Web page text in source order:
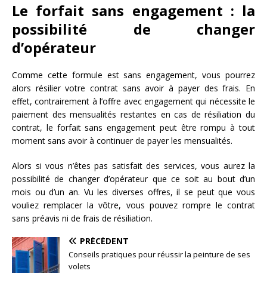
Le forfait sans engagement : la
possibilité de changer
d’opérateur
Comme cette formule est sans engagement, vous pourrez
alors résilier votre contrat sans avoir à payer des frais. En
effet, contrairement à l’offre avec engagement qui nécessite le
paiement des mensualités restantes en cas de résiliation du
contrat, le forfait sans engagement peut être rompu à tout
moment sans avoir à continuer de payer les mensualités.
Alors si vous n’êtes pas satisfait des services, vous aurez la
possibilité de changer d’opérateur que ce soit au bout d’un
mois ou d’un an. Vu les diverses offres, il se peut que vous
vouliez remplacer la vôtre, vous pouvez rompre le contrat
sans préavis ni de frais de résiliation.
PRÉCÉDENT
Conseils pratiques pour réussir la peinture de ses
volets